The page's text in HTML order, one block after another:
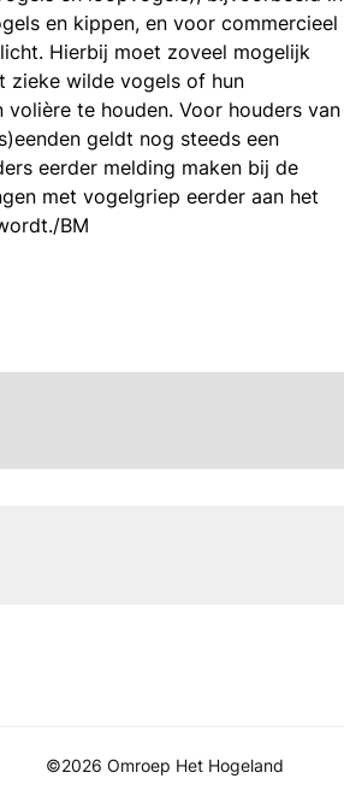
en kippen, en voor commercieel
Hierbij moet zoveel mogelijk
zieke wilde vogels of hun
te houden. Voor houders van
geldt nog steeds een
eerder melding maken bij de
met vogelgriep eerder aan het
BM
©2026 Omroep Het Hogeland